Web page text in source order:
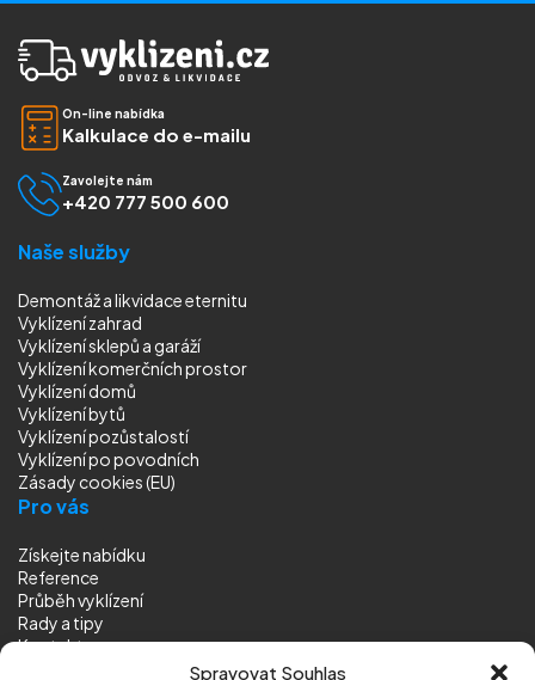
Spravovat Souhlas
On-line nabídka
Kalkulace do e-mailu
Zavolejte nám
+420 777 500 600
Naše služby
Demontáž a likvidace eternitu
Vyklízení zahrad
Vyklízení sklepů a garáží
Vyklízení komerčních prostor
Vyklízení domů
Vyklízení bytů
Vyklízení pozůstalostí
Vyklízenípo povodních
Zásady cookies (EU)
Pro vás
Získejte nabídku
Reference
Průběh vyklízení
Rady a tipy
Kontakt